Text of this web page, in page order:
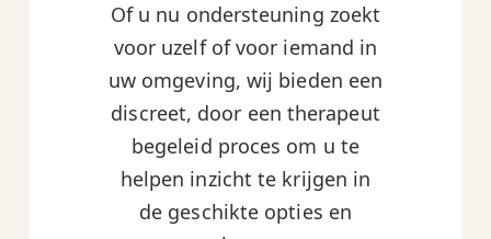
Of u nu ondersteuning zoekt
voor uzelf of voor iemand in
uw omgeving, wij bieden een
discreet, door een therapeut
begeleid proces om u te
helpen inzicht te krijgen in
de geschikte opties en